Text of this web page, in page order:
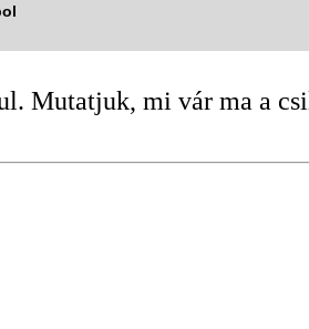
Mutatjuk, mi vár ma a